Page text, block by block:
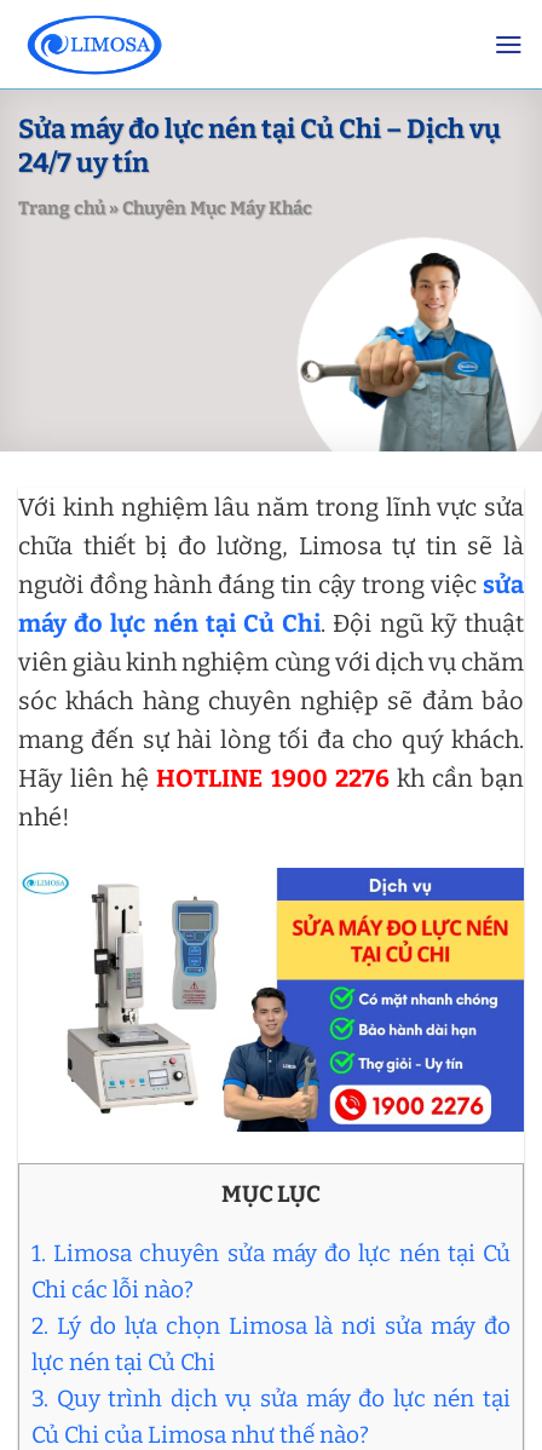
content
Sửa máy đo lực nén tại Củ Chi – Dịch vụ
24/7 uy tín
Trang chủ»Chuyên Mục Máy Khác
Với kinh nghiệm lâu năm trong lĩnh vực sửa
chữa thiết bị đo lường, Limosa tự tin sẽ là
người đồng hành đáng tin cậy trong việc sửa
máy đo lực nén tại Củ Chi. Đội ngũ kỹ thuật
viên giàu kinh nghiệm cùng với dịch vụ chăm
sóc khách hàng chuyên nghiệp sẽ đảm bảo
mang đến sự hài lòng tối đa cho quý khách.
Hãy liên hệHOTLINE 1900 2276kh cần bạn
nhé!
MỤC LỤC
1. Limosa chuyên sửa máy đo lực nén tại Củ
Chi các lỗi nào?
2. Lý do lựa chọn Limosa là nơi sửa máy đo
lực nén tại Củ Chi
3. Quy trình dịch vụ sửa máy đo lực nén tại
Củ Chi của Limosa như thế nào?